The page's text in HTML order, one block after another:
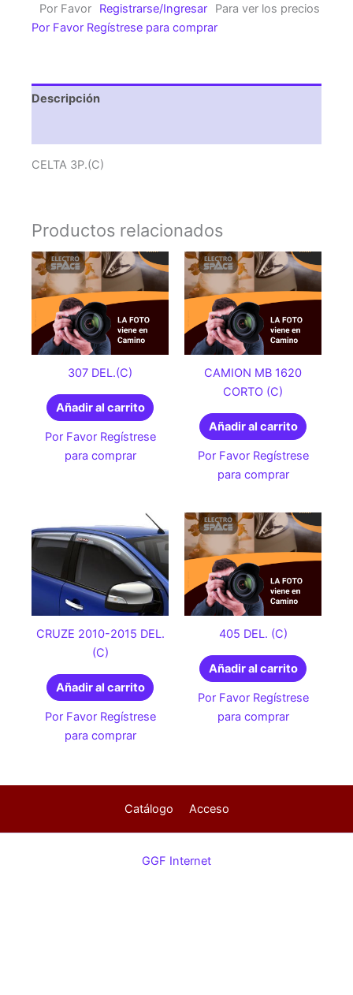
Por Favor Registrarse/Ingresar
Para ver los precios
Por Favor Regístrese para comprar
Descripción
CELTA 3P.(C)
Productos relacionados
307 DEL.(C)
Añadir al carrito
Por Favor Regístrese
para comprar
CAMION MB 1620
CORTO (C)
Añadir al carrito
Por Favor Regístrese
para comprar
CRUZE 2010-2015 DEL.
(C)
Añadir al carrito
Por Favor Regístrese
para comprar
405 DEL. (C)
Añadir al carrito
Por Favor Regístrese
para comprar
Catálogo Acceso
GGF Internet